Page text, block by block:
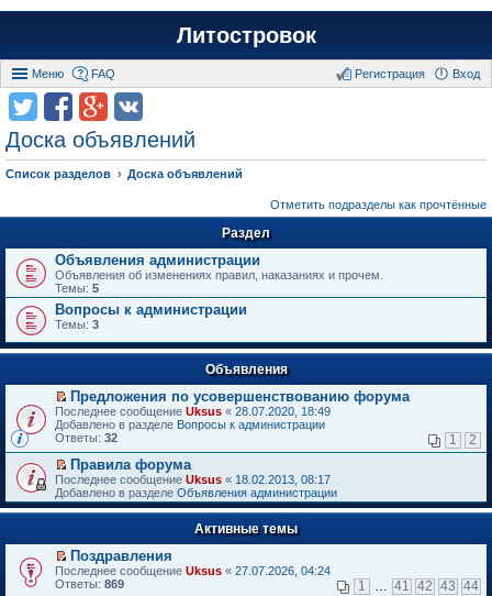
Литостровок
Меню FAQ Вход
Регистрация
Доска объявлений
Список разделов Доска объявлений
Отметить подразделы как прочтённые
Раздел
Объявления администрации
Объявления об изменениях правил, наказаниях и прочем.
Темы: 5
Вопросы к администрации
Темы: 3
Объявления
П
е
р
й
т
и
к
п
в
о
м
у
Предложения по усовершенствованию форума
Последнее сообщение Uksus « 28.07.2020, 18:49
Добавлено в разделе Вопросы к администрации
Ответы: 32 1 2
П
е
р
е
т
и
к
п
Правила форума
Последнее сообщение Uksus « 18.02.2013, 08:17
Добавлено в разделе Объявления администрации
Активные темы
П
е
Поздравления
Последнее сообщение Uksus « 27.07.2026, 04:24
Ответы: 869 1 … 41 42 43 44